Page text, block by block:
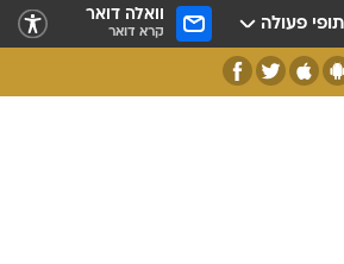
פעולה וואלה דואר
קרא דואר